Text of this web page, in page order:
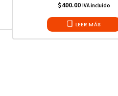
$400.00 IVA incluido
LEER MÁS